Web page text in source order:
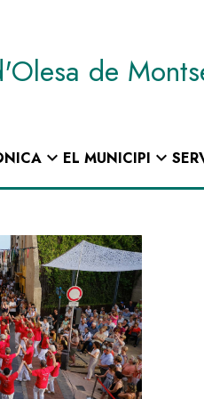
de
expand_more EL MUNICIPI expand_more